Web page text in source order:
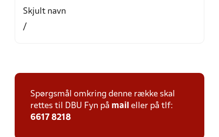
Skjult navn
/
Spørgsmål omkring denne række skal
rettes til DBU Fyn på mail eller på tlf:
6617 8218